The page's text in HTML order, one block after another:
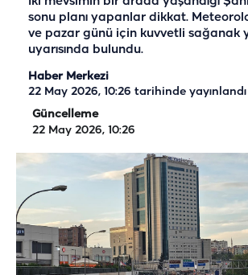
sonu planı yapanlar dikkat.
ve pazar günü için kuvvetli sağanak
uyarısında bulundu.
Haber Merkezi
22 May 2026, 10:26 tarihinde yayınlandı
Güncelleme
22 May 2026, 10:26